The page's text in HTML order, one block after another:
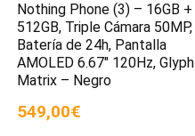
Nothing Phone (3) – 16GB +
512GB, Triple Cámara 50MP,
Batería de 24h, Pantalla
AMOLED 6.67″ 120Hz, Glyph
Matrix – Negro
549,00€